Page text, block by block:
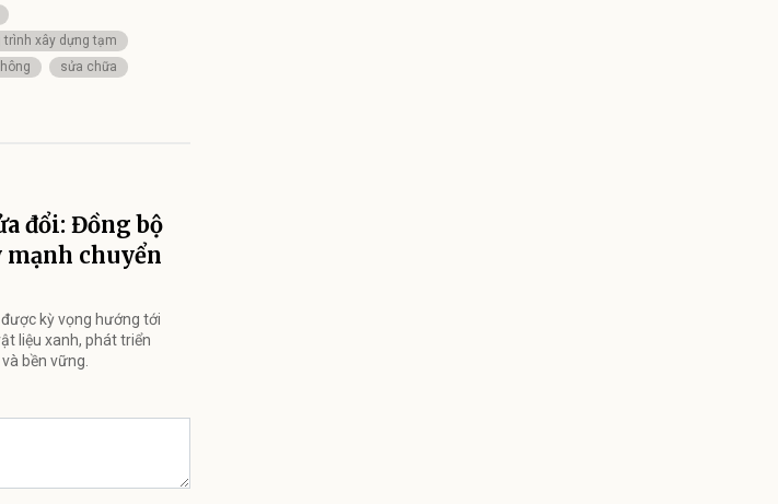
trình xây dựng tạm
sửa chữa
đổi: Đồng bộ
mạnh chuyển
kỳ vọng hướng tới
liệu xanh, phát triển
bền vững.